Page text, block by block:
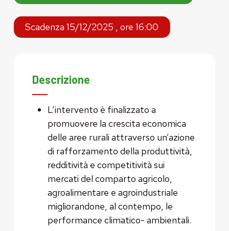
Scadenza 15/12/2025 , ore 16:00
Descrizione
L’intervento è finalizzato a
promuovere la crescita economica
delle aree rurali attraverso un’azione
di rafforzamento della produttività,
redditività e competitività sui
mercati del comparto agricolo,
agroalimentare e agroindustriale
migliorandone, al contempo, le
performance climatico- ambientali.